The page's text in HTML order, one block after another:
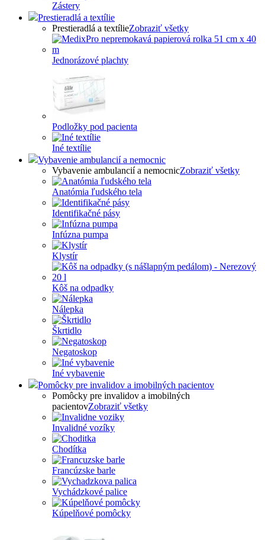
Zástery
Prestieradlá a textílie
Prestieradlá a textílieZobraziť všetky
Jednorázové plachty
Podložky pod pacienta
Iné textílie
Vybavenie ambulancií a nemocnic
Vybavenie ambulancií a nemocnicZobraziť všetky
Anatómia ľudského tela
Identifikačné pásy
Infúzna pumpa
Klystír
Kôš na odpadky
Nálepka
Škrtidlo
Negatoskop
Iné vybavenie
Pomôcky pre invalidov a imobilných pacientov
Pomôcky pre invalidov a imobilných
pacientovZobraziť všetky
Invalidné vozíky
Chodítka
Francúzske barle
Vychádzkové palice
Kúpelňové pomôcky